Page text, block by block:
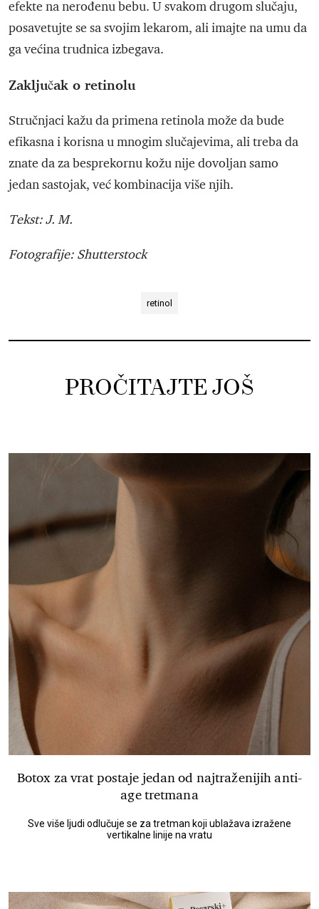
efekte na nerođenu bebu. U svakom drugom slučaju,
posavetujte se sa svojim lekarom, ali imajte na umu da
ga većina trudnica izbegava.
Zaključak o retinolu
Stručnjaci kažu da primena retinola može da bude
efikasna i korisna u mnogim slučajevima, ali treba da
znate da za besprekornu kožu nije dovoljan samo
jedan sastojak, već kombinacija više njih.
Tekst: J. M.
Fotografije: Shutterstock
retinol
PROČITAJTE JOŠ
Botox za vrat postaje jedan od najtraženijih anti-
age tretmana
Sve više ljudi odlučuje se za tretman koji ublažava izražene
vertikalne linije na vratu